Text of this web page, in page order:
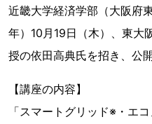
近畿大学経済学部（大阪府
年）10月19日（木）、東大
授の依田高典氏を招き、公
【講座の内容】
「スマートグリッド※・エコ